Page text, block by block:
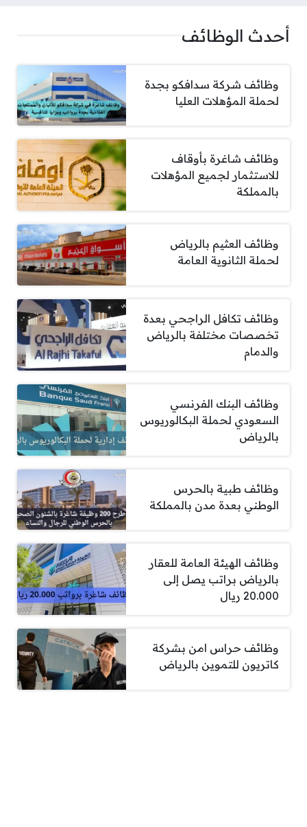
أحدث الوظائف
وظائف شركة سدافكو بجدة
لحملة المؤهلات العليا
وظائف شاغرة بأوقاف
للاستثمار لجميع المؤهلات
بالمملكة
وظائف العثيم بالرياض
لحملة الثانوية العامة
وظائف تكافل الراجحي بعدة
تخصصات مختلفة بالرياض
والدمام
وظائف البنك الفرنسي
السعودي لحملة البكالوريوس
بالرياض
وظائف طبية بالحرس
الوطني بعدة مدن بالمملكة
وظائف الهيئة العامة للعقار
بالرياض براتب يصل إلى
20.000 ريال
وظائف حراس امن بشركة
كاتريون للتموين بالرياض